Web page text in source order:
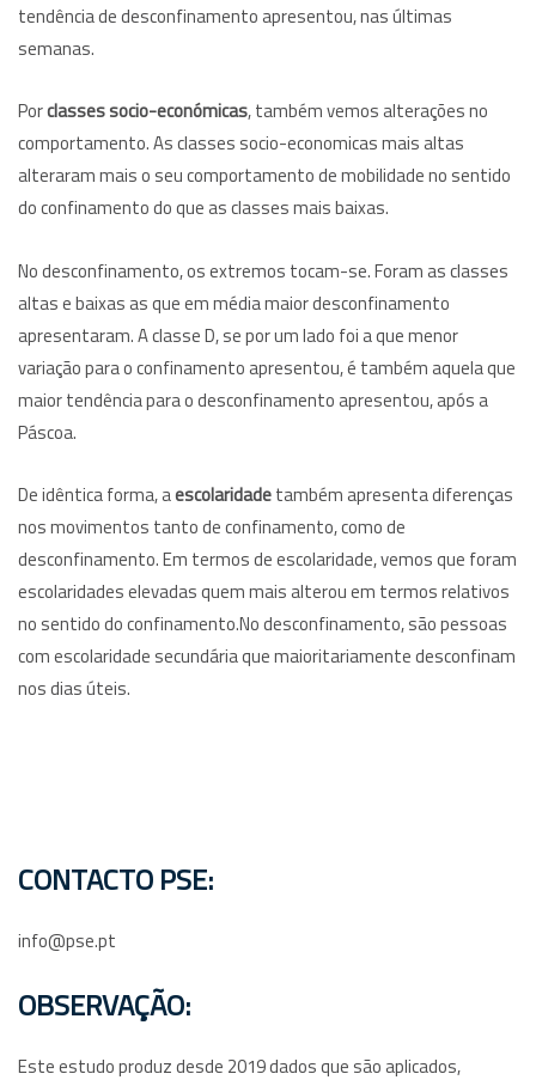
tendência de desconfinamento apresentou, nas últimas
semanas.
Porclasses socio-económicas, também vemos alterações no
comportamento. As classes socio-economicas mais altas
alteraram mais o seu comportamento de mobilidade no sentido
do confinamento do que as classes mais baixas.
No desconfinamento, os extremos tocam-se. Foram as classes
altas e baixas as que em média maior desconfinamento
apresentaram. A classe D, se por um lado foi a que menor
variação para o confinamento apresentou, é também aquela que
maior tendência para o desconfinamento apresentou, após a
Páscoa.
De idêntica forma, aescolaridadetambém apresenta diferenças
nos movimentos tanto de confinamento, como de
desconfinamento. Em termos de escolaridade, vemos que foram
escolaridades elevadas quem mais alterou em termos relativos
no sentido do confinamento.No desconfinamento, são pessoas
com escolaridade secundária que maioritariamente desconfinam
nos dias úteis.
CONTACTO PSE:
info@pse.pt
OBSERVAÇÃO:
Este estudo produz desde 2019 dados que são aplicados,